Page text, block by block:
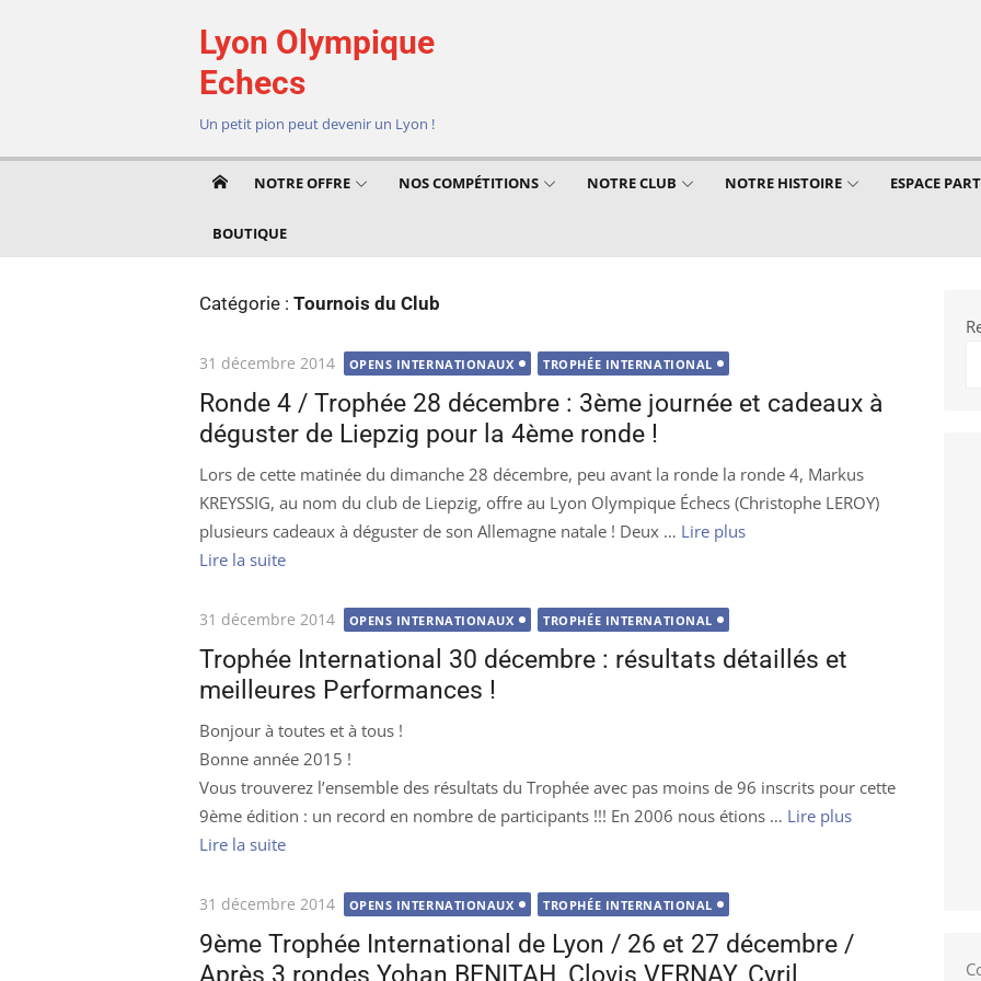
Lyon Olympique
Echecs
Un petit pion peut devenir un Lyon !
NOTRE OFFRE NOS COMPÉTITIONS NOTRE CLUB NOTRE HISTOIRE ESPACE
BOUTIQUE
Catégorie : Tournois du Club
Publié
le
31 décembre 2014 OPENS INTERNATIONAUX TROPHÉE INTERNATIONAL
Ronde 4 / Trophée 28 décembre : 3ème journée et cadeaux à
déguster de Liepzig pour la 4ème ronde !
Lors de cette matinée du dimanche 28 décembre, peu avant la ronde la ronde 4, Markus
KREYSSIG, au nom du club de Liepzig, offre au Lyon Olympique Échecs (Christophe LEROY)
plusieurs cadeaux à déguster de son Allemagne natale ! Deux … Lire plus
Lire la suite
Publié
le
31 décembre 2014 OPENS INTERNATIONAUX TROPHÉE INTERNATIONAL
Trophée International 30 décembre : résultats détaillés et
meilleures Performances !
Bonjour à toutes et à tous !
Bonne année 2015 !
Vous trouverez l’ensemble des résultats du Trophée avec pas moins de 96 inscrits pour cette
9ème édition : un record en nombre de participants !!! En 2006 nous étions … Lire plus
Lire la suite
Publié
le
31 décembre 2014 OPENS INTERNATIONAUX TROPHÉE INTERNATIONAL
9ème Trophée International de Lyon / 26 et 27 décembre /
Après 3 rondes Yohan BENITAH, Clovis VERNAY, Cyril